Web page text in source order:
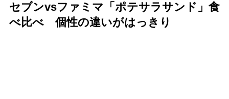
セブンvsファミマ「ポテサラサンド」食
べ比べ 個性の違いがはっきり